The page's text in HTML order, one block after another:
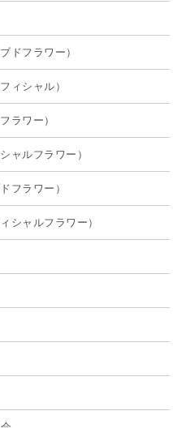
ドフラワー）
ィシャル）
ラワー）
ャルフラワー）
フラワー）
シャルフラワー）